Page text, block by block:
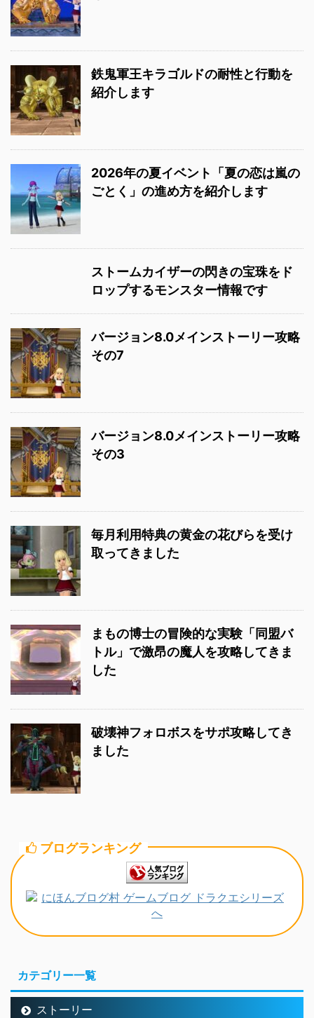
鉄鬼軍王キラゴルドの耐性と行動を
紹介します
2026年の夏イベント「夏の恋は嵐の
ごとく」の進め方を紹介します
ストームカイザーの閃きの宝珠をド
ロップするモンスター情報です
バージョン8.0メインストーリー攻略
その7
バージョン8.0メインストーリー攻略
その3
毎月利用特典の黄金の花びらを受け
取ってきました
まもの博士の冒険的な実験「同盟バ
トル」で激昂の魔人を攻略してきま
した
破壊神フォロボスをサポ攻略してき
ました
ブログランキング
カテゴリー一覧
ストーリー